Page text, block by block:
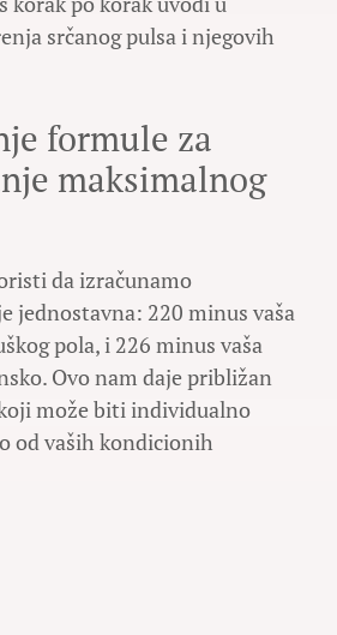
srčanog pulsa i njegovih
formule za
maksimalnog
da izračunamo
jednostavna: 220 minus vaša
pola, i 226 minus vaša
Ovo nam daje približan
može biti individualno
od vaših kondicionih